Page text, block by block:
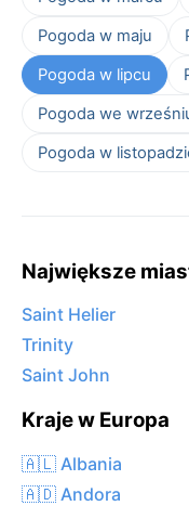
Pogoda w maju
Pogoda w lipcu
Pogoda we
Pogoda w
Największe
Saint Helier
Trinity
Saint John
Kraje w Europa
🇦🇱 Albania
🇦🇩 Andora